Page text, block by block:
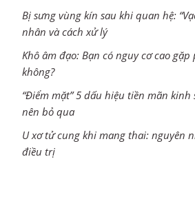
Bị sưng vùng kín sau khi quan hệ:
nhân và cách xử lý
Khô âm đạo: Bạn có nguy cơ cao
không?
“Điểm mặt” 5 dấu hiệu tiền mãn
nên bỏ qua
U xơ tử cung khi mang thai: nguyên
điều trị